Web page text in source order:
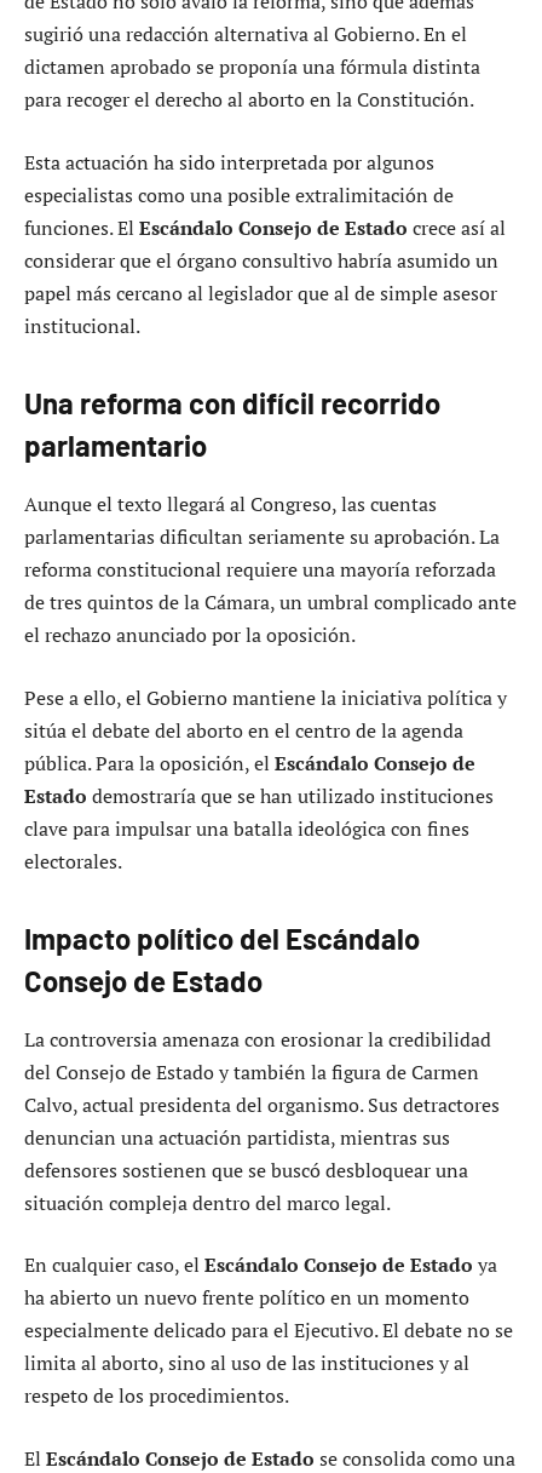
sugirió una redacción alternativa al Gobierno. En el
dictamen aprobado se proponía una fórmula distinta
para recoger el derecho al aborto en la Constitución.
Esta actuación ha sido interpretada por algunos
especialistas como una posible extralimitación de
funciones. El Escándalo Consejo de Estado crece así al
considerar que el órgano consultivo habría asumido un
papel más cercano al legislador que al de simple asesor
institucional.
Una reforma con difícil recorrido
parlamentario
Aunque el texto llegará al Congreso, las cuentas
parlamentarias dificultan seriamente su aprobación. La
reforma constitucional requiere una mayoría reforzada
de tres quintos de la Cámara, un umbral complicado ante
el rechazo anunciado por la oposición.
Pese a ello, el Gobierno mantiene la iniciativa política y
sitúa el debate del aborto en el centro de la agenda
pública. Para la oposición, el Escándalo Consejo de
Estado demostraría que se han utilizado instituciones
clave para impulsar una batalla ideológica con fines
electorales.
Impacto político del Escándalo
Consejo de Estado
La controversia amenaza con erosionar la credibilidad
del Consejo de Estado y también la figura de Carmen
Calvo, actual presidenta del organismo. Sus detractores
denuncian una actuación partidista, mientras sus
defensores sostienen que se buscó desbloquear una
situación compleja dentro del marco legal.
En cualquier caso, el Escándalo Consejo de Estado ya
ha abierto un nuevo frente político en un momento
especialmente delicado para el Ejecutivo. El debate no se
limita al aborto, sino al uso de las instituciones y al
respeto de los procedimientos.
El Escándalo Consejo de Estado se consolida como una